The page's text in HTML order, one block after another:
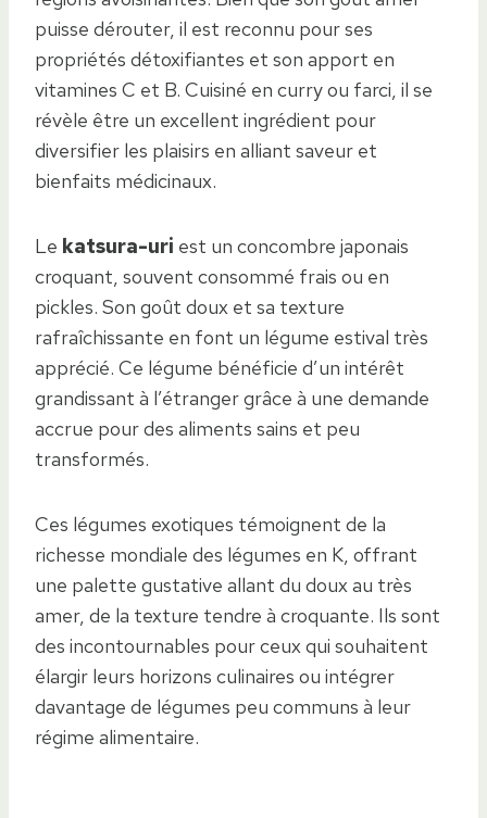
puisse dérouter, il est reconnu pour ses
propriétés détoxifiantes et son apport en
vitamines C et B. Cuisiné en curry ou farci, il se
révèle être un excellent ingrédient pour
diversifier les plaisirs en alliant saveur et
bienfaits médicinaux.
Le katsura-uri est un concombre japonais
croquant, souvent consommé frais ou en
pickles. Son goût doux et sa texture
rafraîchissante en font un légume estival très
apprécié. Ce légume bénéficie d’un intérêt
grandissant à l’étranger grâce à une demande
accrue pour des aliments sains et peu
transformés.
Ces légumes exotiques témoignent de la
richesse mondiale des légumes en K, offrant
une palette gustative allant du doux au très
amer, de la texture tendre à croquante. Ils sont
des incontournables pour ceux qui souhaitent
élargir leurs horizons culinaires ou intégrer
davantage de légumes peu communs à leur
régime alimentaire.